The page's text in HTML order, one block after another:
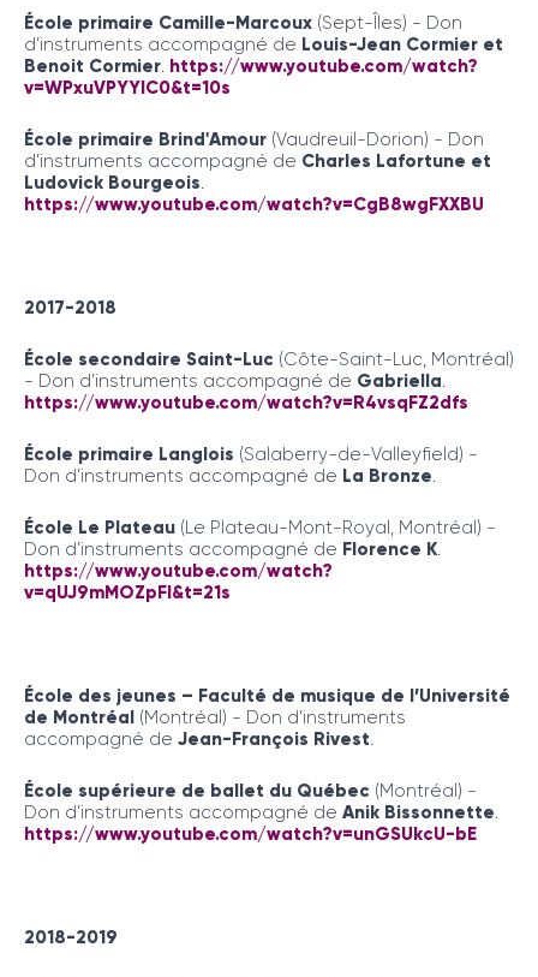
École primaire Camille-Marcoux (Sept-Îles) - Don
d’instruments accompagné de Louis-Jean Cormier et
Benoit Cormier. https://www.youtube.com/watch?
v=WPxuVPYYlC0&t=10s
École primaire Brind'Amour (Vaudreuil-Dorion) - Don
d’instruments accompagné de Charles Lafortune et
Ludovick Bourgeois.
https://www.youtube.com/watch?v=CgB8wgFXXBU
2017-2018
École secondaire Saint-Luc (Côte-Saint-Luc, Montréal)
- Don d’instruments accompagné de Gabriella.
https://www.youtube.com/watch?v=R4vsqFZ2dfs
École primaire Langlois (Salaberry-de-Valleyfield) -
Don d’instruments accompagné de La Bronze.
École Le Plateau (Le Plateau-Mont-Royal, Montréal) -
Don d’instruments accompagné de Florence K.
https://www.youtube.com/watch?
v=qUJ9mMOZpFI&t=21s
École des jeunes – Faculté de musique de l’Université
de Montréal (Montréal) - Don d’instruments
accompagné de Jean-François Rivest.
École supérieure de ballet du Québec (Montréal) -
Don d’instruments accompagné de Anik Bissonnette.
https://www.youtube.com/watch?v=unGSUkcU-bE
2018-2019